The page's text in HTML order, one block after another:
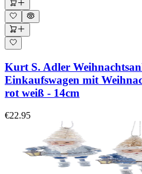
Kurt S. Adler
Einkaufswagen mit
rot weiß - 14cm
€22.95